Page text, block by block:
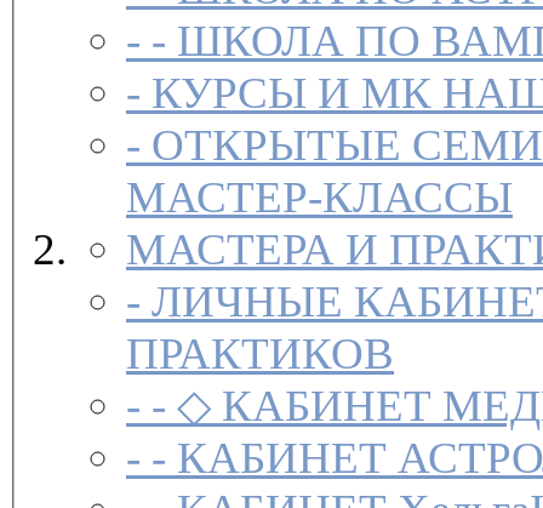
- - ШКОЛА ПО
-
- ОТКРЫТЫЕ
МАСТЕР-КЛАССЫ
МАСТЕРА И
- ЛИЧНЫЕ
ПРАКТИКОВ
- - ◇ КАБИНЕТ
- - КАБИНЕТ